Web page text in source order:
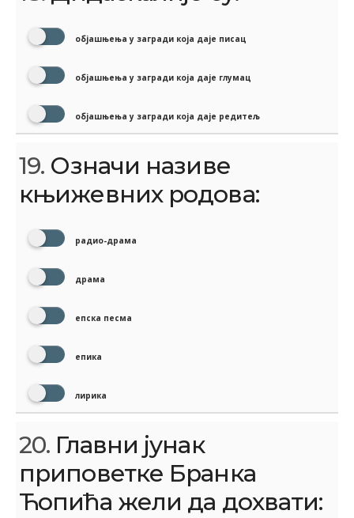
објашњења у загради која даје писац
објашњења у загради која даје глумац
објашњења у загради која даје редитељ
19. Означи називе
књижевних родова:
радио-драма
драма
епска песма
епика
лирика
20. Главни јунак
приповетке Бранка
Ћопића жели да дохвати: